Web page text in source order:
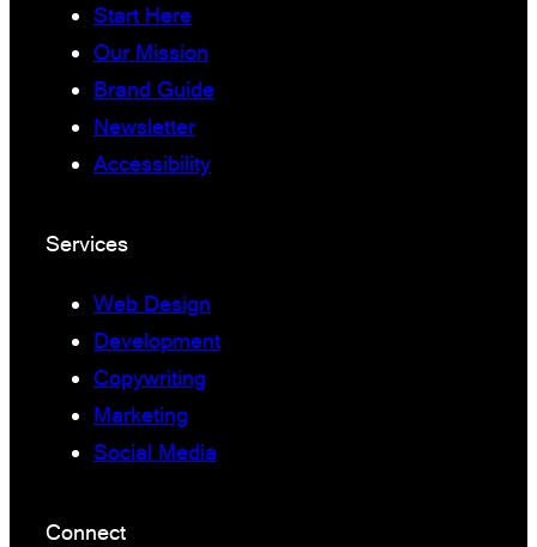
Start Here
Our Mission
Brand Guide
Newsletter
Accessibility
Services
Web Design
Development
Copywriting
Marketing
Social Media
Connect